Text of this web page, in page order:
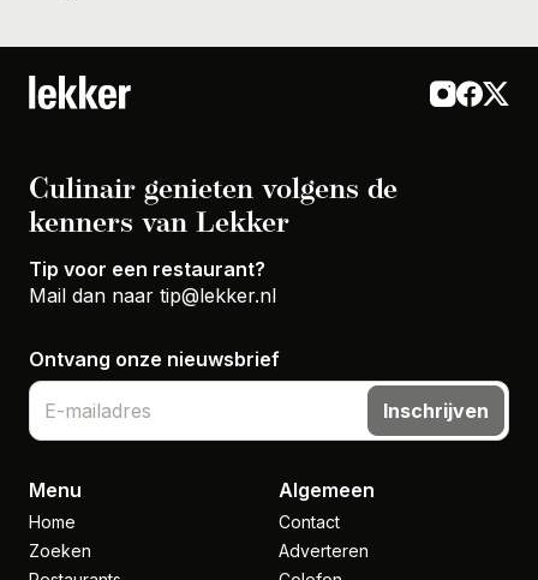
Culinair genieten volgens de
kenners van Lekker
Tip voor een restaurant?
Mail dan naar tip@lekker.nl
Ontvang onze nieuwsbrief
Inschrijven
Menu
Home
Zoeken
Algemeen
Contact
Adverteren